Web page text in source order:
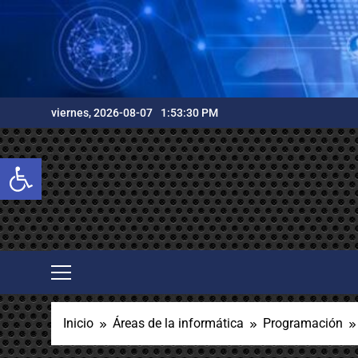
Abrir barra de herramientas
viernes, 2026-08-07 1:53:32 PM
Inicio Áreas de la informática Programación